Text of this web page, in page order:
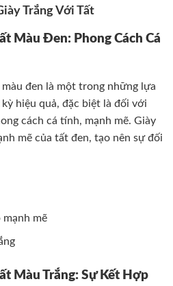
Trắng Với Tất
Màu Đen: Phong Cách Cá
đen là một trong những lựa
hiệu quả, đặc biệt là đối với
cách cá tính, mạnh mẽ. Giày
mẽ của tất đen, tạo nên sự đối
mạnh mẽ
Màu Trắng: Sự Kết Hợp